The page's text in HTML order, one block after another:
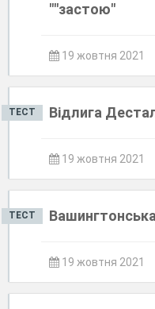
""застою"
19 жовтня 2021
ТЕСТ Відлига
19 жовтня 2021
ТЕСТ
19 жовтня 2021